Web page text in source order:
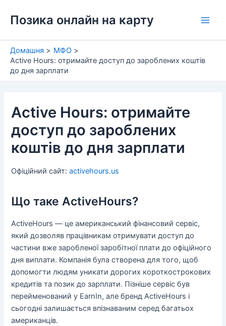
Позика онлайн на карту
Домашня
МФО
Active Hours: отримайте доступ до зароблених коштів
до дня зарплати
Active Hours: отримайте
доступ до зароблених
коштів до дня зарплати
Офіційний сайт:activehours.us
Що таке ActiveHours?
ActiveHours — це американський фінансовий сервіс,
який дозволяв працівникам отримувати доступ до
частини вже заробленої заробітної плати до офіційного
дня виплати. Компанія була створена для того, щоб
допомогти людям уникати дорогих короткострокових
кредитів та позик до зарплати. Пізніше сервіс був
перейменований у EarnIn, але бренд ActiveHours і
сьогодні залишається впізнаваним серед багатьох
американців.